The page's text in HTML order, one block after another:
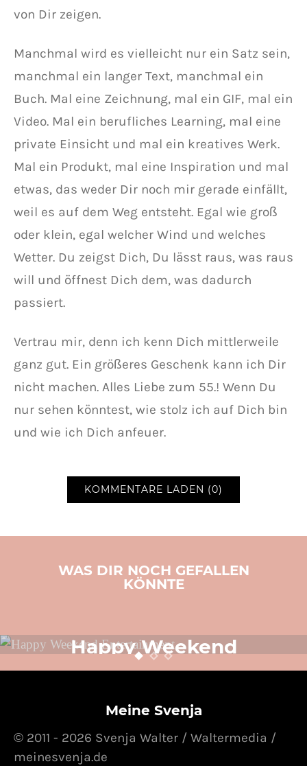
von Dir zeigen.
Manchmal wird es vielleicht nur ein Satz sein,
manchmal ein langer Text, manchmal ein
Buch. Mal eine Zeichnung, mal ein GIF, mal ein
Video. Mal ein berufliches Learning, mal eine
private Einsicht und mal ein kreatives Werk.
Mal ein Produkt, mal eine Inspiration und mal
etwas, das weder Dir noch mir gerade einfällt,
weil es auf dem Weg entsteht. Egal wie groß
oder klein, egal welcher Wind und welches
Wetter. Du zeigst Dich, Du lässt raus, was raus
will und öffnest Dich dem, was dadurch
passiert.
Vertrau mir, denn ich kenn Dich mittlerweile
ganz gut. Ein größeres Geschenk kann ich Dir
nicht machen. Alles Liebe zum 55.! Wenn Du
nur sehen könntest, wie stolz ich auf Dich bin
und wie ich Dich anfeuer.
KOMMENTARE LADEN (0)
WAS DIR NOCH GEFALLEN
KÖNNTE
Happy Weekend
Entertainment
Meine Svenja
© 2011 - 2026 Svenja Walter / Waltermedia /
meinesvenja.de